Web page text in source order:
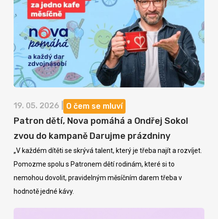
19. 05. 2026 | O čem se mluví
Patron dětí, Nova pomáhá a Ondřej Sokol
zvou do kampaně Darujme prázdniny
„V každém dítěti se skrývá talent, který je třeba najít a rozvíjet.
Pomozme spolu s Patronem dětí rodinám, které si to
nemohou dovolit, pravidelným měsíčním darem třeba v
hodnotě jedné kávy.